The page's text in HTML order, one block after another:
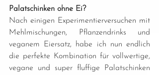
Palatschinken ohne Ei?
Nach einigen Experimentierversuchen mit
Mehlmischungen, Pflanzendrinks und
veganem Eiersatz, habe ich nun endlich
die perfekte Kombination für vollwertige,
vegane und super fluffige Palatschinken